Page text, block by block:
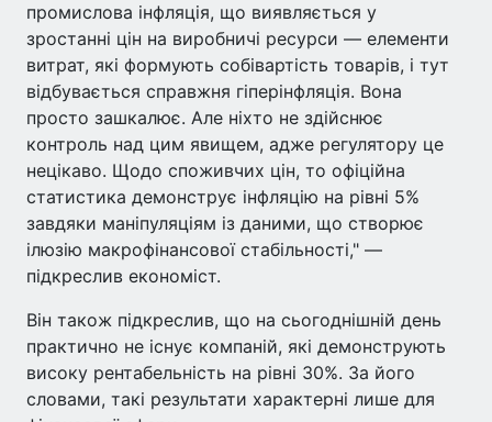
промислова інфляція, що виявляється у
зростанні цін на виробничі ресурси — елементи
витрат, які формують собівартість товарів, і тут
відбувається справжня гіперінфляція. Вона
просто зашкалює. Але ніхто не здійснює
контроль над цим явищем, адже регулятору це
нецікаво. Щодо споживчих цін, то офіційна
статистика демонструє інфляцію на рівні 5%
завдяки маніпуляціям із даними, що створює
ілюзію макрофінансової стабільності," —
підкреслив економіст.
Він також підкреслив, що на сьогоднішній день
практично не існує компаній, які демонструють
високу рентабельність на рівні 30%. За його
словами, такі результати характерні лише для